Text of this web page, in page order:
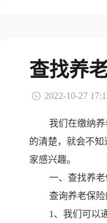
查找养
2022-10-27
我们在缴纳
的清楚，就会不
家感兴趣。
一、查找养
查询养老保
1、我们可以